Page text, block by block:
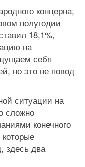
концерна,
полугодии
18,1%,
на
себя
но это не повод
ситуации на
сложно
конечного
здесь два